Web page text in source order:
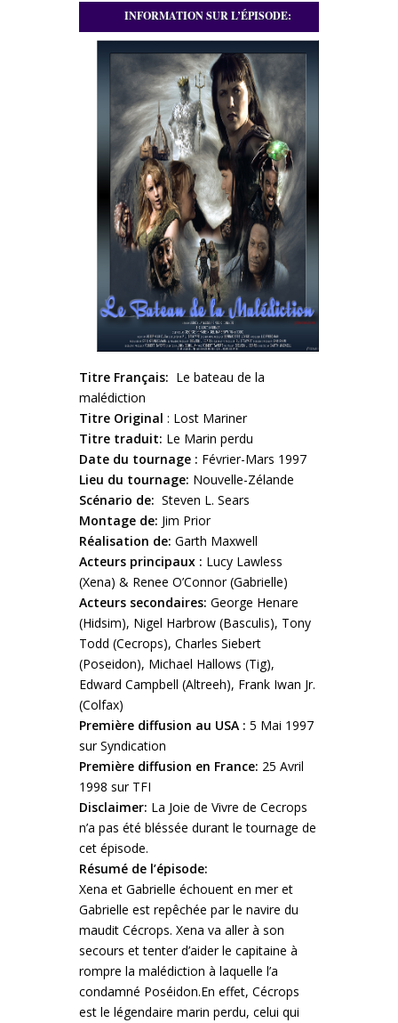
INFORMATION SUR L’ÉPISODE:
Titre Français: Le bateau de la
malédiction
Titre Original : Lost Mariner
Titre traduit: Le Marin perdu
Date du tournage : Février-Mars 1997
Lieu du tournage: Nouvelle-Zélande
Scénario de: Steven L. Sears
Montage de: Jim Prior
Réalisation de: Garth Maxwell
Acteurs principaux : Lucy Lawless
(Xena) & Renee O’Connor (Gabrielle)
Acteurs secondaires: George Henare
(Hidsim), Nigel Harbrow (Basculis), Tony
Todd (Cecrops), Charles Siebert
(Poseidon), Michael Hallows (Tig),
Edward Campbell (Altreeh), Frank Iwan Jr.
(Colfax)
Première diffusion au USA : 5 Mai 1997
sur Syndication
Première diffusion en France: 25 Avril
1998 sur TFI
Disclaimer: La Joie de Vivre de Cecrops
n’a pas été bléssée durant le tournage de
cet épisode.
Résumé de l’épisode:
Xena et Gabrielle échouent en mer et
Gabrielle est repêchée par le navire du
maudit Cécrops. Xena va aller à son
secours et tenter d’aider le capitaine à
rompre la malédiction à laquelle l’a
condamné Poséidon.En effet, Cécrops
est le légendaire marin perdu, celui qui